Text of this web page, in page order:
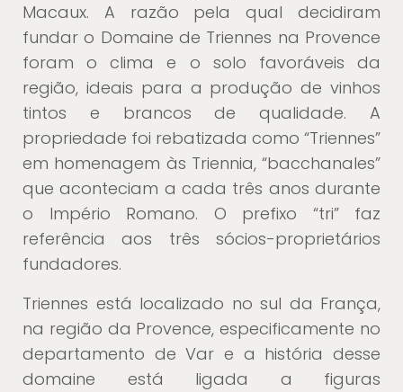
Macaux. A razão pela qual decidiram
fundar o Domaine de Triennes na Provence
foram o clima e o solo favoráveis da
região, ideais para a produção de vinhos
tintos e brancos de qualidade. A
propriedade foi rebatizada como “Triennes”
em homenagem às Triennia, “bacchanales”
que aconteciam a cada três anos durante
o Império Romano. O prefixo “tri” faz
referência aos três sócios-proprietários
fundadores.
Triennes está localizado no sul da França,
na região da Provence, especificamente no
departamento de Var e a história desse
domaine está ligada a figuras